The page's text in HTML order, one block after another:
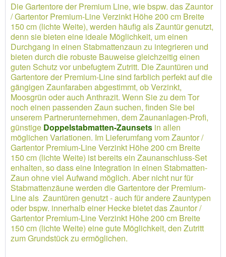
Die Gartentore der Premium Line, wie bspw. das Zauntor
/ Gartentor Premium-Line Verzinkt Höhe 200 cm Breite
150 cm (lichte Weite), werden häufig als Zauntür genutzt,
denn sie bieten eine ideale Möglichkeit, um einen
Durchgang in einen Stabmattenzaun zu integrieren und
bieten durch die robuste Bauweise gleichzeitig einen
guten Schutz vor unbefugtem Zutritt. Die Zauntüren und
Gartentore der Premium-Line sind farblich perfekt auf die
gängigen Zaunfaraben abgestimmt, ob Verzinkt,
Moosgrün oder auch Anthrazit. Wenn Sie zu dem Tor
noch einen passenden Zaun suchen, finden Sie bei
unserem Partnerunternehmen, dem Zaunanlagen-Profi,
günstige Doppelstabmatten-Zaunsets in allen
möglichen Variationen. Im Lieferumfang vom Zauntor /
Gartentor Premium-Line Verzinkt Höhe 200 cm Breite
150 cm (lichte Weite) ist bereits ein Zaunanschluss-Set
enhalten, so dass eine Integration in einen Stabmatten-
Zaun ohne viel Aufwand möglich. Aber nicht nur für
Stabmattenzäune werden die Gartentore der Premium-
Line als Zauntüren genutzt - auch für andere Zauntypen
oder bspw. innerhalb einer Hecke bietet das Zauntor /
Gartentor Premium-Line Verzinkt Höhe 200 cm Breite
150 cm (lichte Weite) eine gute Möglichkeit, den Zutritt
zum Grundstück zu ermöglichen.